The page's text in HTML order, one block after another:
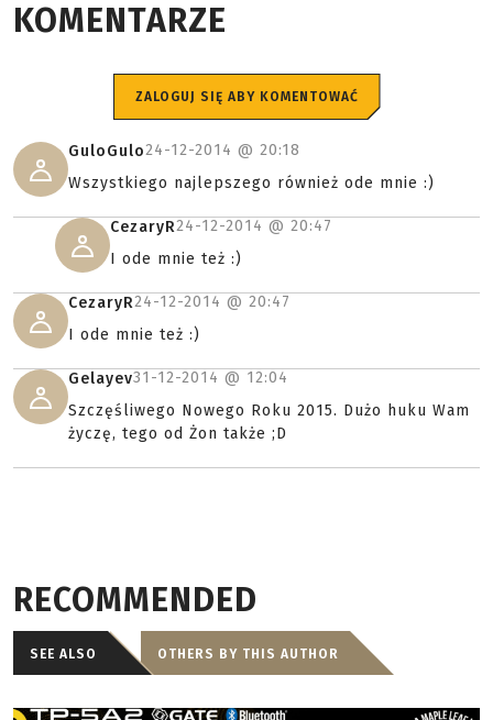
KOMENTARZE
ZALOGUJ SIĘ ABY KOMENTOWAĆ
GuloGulo24-12-2014 @ 20:18
Wszystkiego najlepszego również ode mnie :)
CezaryR24-12-2014 @ 20:47
I ode mnie też :)
CezaryR24-12-2014 @ 20:47
I ode mnie też :)
Gelayev31-12-2014 @ 12:04
Szczęśliwego Nowego Roku 2015. Dużo huku Wam
życzę, tego od Żon także ;D
RECOMMENDED
SEE ALSO OTHERS BY THIS AUTHOR